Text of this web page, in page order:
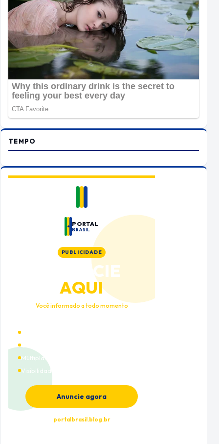
TEMPO
PORTAL
BRASIL
PUBLICIDADE
ANUNCIE
AQUI
Você informado a todo momento
Múltiplas categorias
Visibilidade premium
Anuncie agora
portalbrasil.blog.br